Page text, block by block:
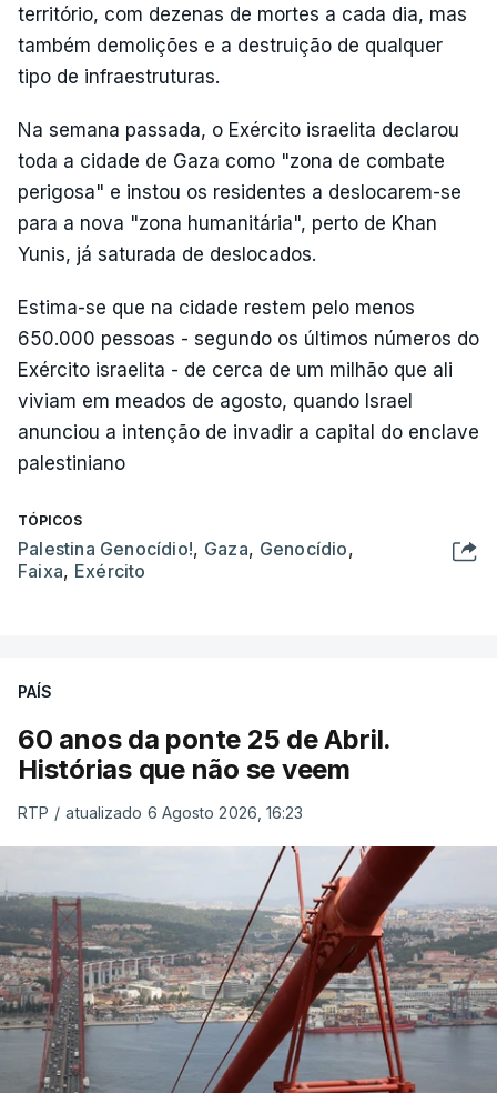
território, com dezenas de mortes a cada dia, mas
também demolições e a destruição de qualquer
tipo de infraestruturas.
Na semana passada, o Exército israelita declarou
toda a cidade de Gaza como "zona de combate
perigosa" e instou os residentes a deslocarem-se
para a nova "zona humanitária", perto de Khan
Yunis, já saturada de deslocados.
Estima-se que na cidade restem pelo menos
650.000 pessoas - segundo os últimos números do
Exército israelita - de cerca de um milhão que ali
viviam em meados de agosto, quando Israel
anunciou a intenção de invadir a capital do enclave
palestiniano
TÓPICOS
Palestina Genocídio!, Gaza, Genocídio,
Faixa, Exército
PAÍS
60 anos da ponte 25 de Abril.
Histórias que não se veem
RTP / atualizado 6 Agosto 2026, 16:23